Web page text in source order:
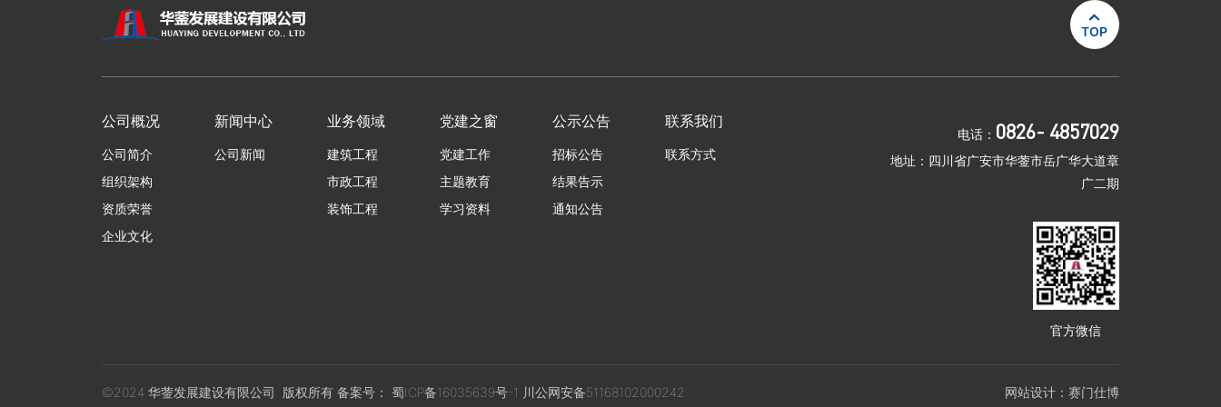

TOP
公司概况
公司简介
组织架构
资质荣誉
企业文化
新闻中心
公司新闻
业务领域
建筑工程
市政工程
装饰工程
党建之窗
党建工作
主题教育
学习资料
公示公告
招标公告
结果告示
通知公告
联系我们
联系方式
电话： 0826- 4857029
地址：四川省广安市华蓥市岳广华大道章
广二期
官方微信
©2024 华蓥发展建设有限公司. 版权所有 备案号：蜀ICP备16035639号-1 川公网安备51168102000242 网站设计： 赛门仕博